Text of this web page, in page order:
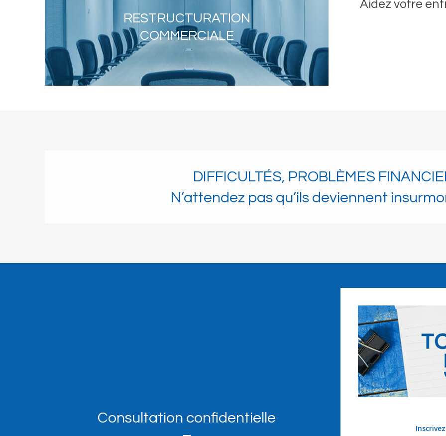
RESTRUCTURATION
COMMERCIALE
Aidez votre
DIFFICULTÉS, PROBLÈMES
N’attendez pas qu’ils deviennent
Consultation confidentielle